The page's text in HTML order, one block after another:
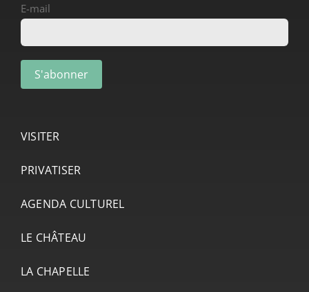
E-mail
VISITER
PRIVATISER
AGENDA CULTUREL
LE CHÂTEAU
LA CHAPELLE